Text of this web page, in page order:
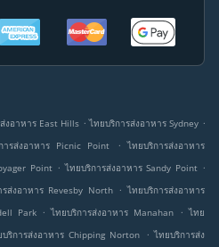
งอาหาร East Hills . ไทยบริการส่งอาหาร Sydney .
ารส่งอาหาร Picnic Point . ไทยบริการส่งอาหาร
Point . ไทยบริการส่งอาหาร Sandy Point .
รส่งอาหาร Revesby North . ไทยบริการส่งอาหาร
Park . ไทยบริการส่งอาหาร Manahan . ไทย
บริการส่งอาหาร Chipping Norton . ไทยบริการส่ง